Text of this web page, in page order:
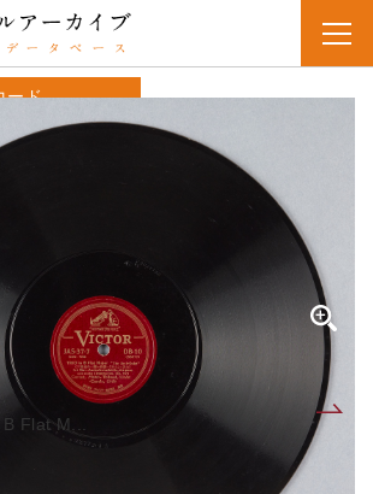
ード
”The Arch － Duke”（サンジ
ンロチョウチョウ－「タイコウ」～ソノ7）
Op．97） 3rd Mov． － Andante
con moto
"The Arch - Duke"（三重奏曲-變
其七）（Beethoven, Op.97） 3rd
ma pero con moto
B Flat M...